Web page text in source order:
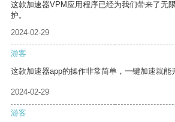
这款加速器VPM应用程序已经为我们带来了无
护。
2024-02-29
游客
这款加速器app的操作非常简单，一键加速就能
2024-02-29
游客